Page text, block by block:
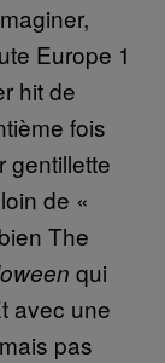
Europe 1
hit de
fois
gentillette
de «​
The
qui
avec une
pas